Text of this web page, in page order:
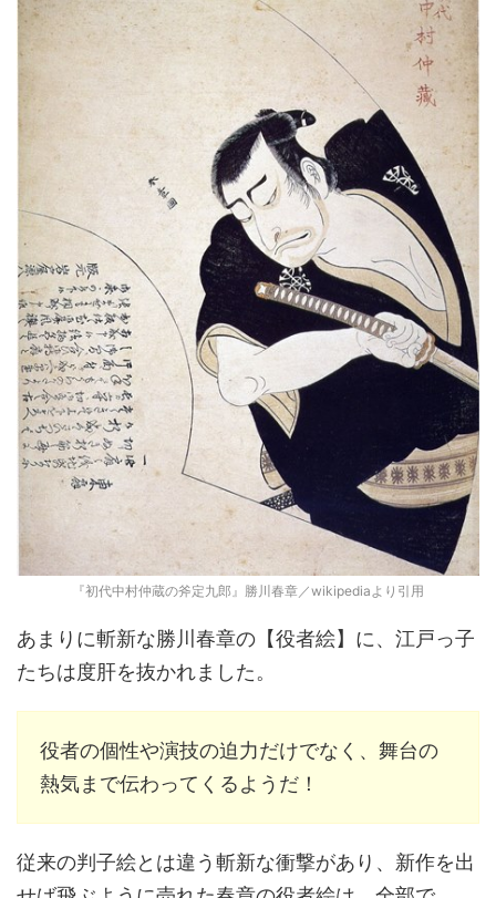
『初代中村仲蔵の斧定九郎』勝川春章／wikipediaより引用
あまりに斬新な勝川春章の【役者絵】に、江戸っ子
たちは度肝を抜かれました。
役者の個性や演技の迫力だけでなく、舞台の
熱気まで伝わってくるようだ！
従来の判子絵とは違う斬新な衝撃があり、新作を出